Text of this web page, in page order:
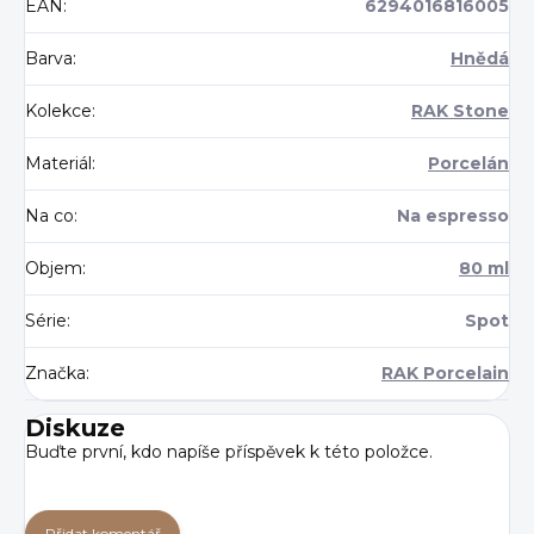
EAN : 6294016816005
Barva: Hnědá
Kolekce: RAK Stone
Materiál: Porcelán
Na co: Na espresso
Objem: 80 ml
Série: Spot
Značka: RAK Porcelain
Diskuze
Buďte první, kdo napíše příspěvek k této položce.